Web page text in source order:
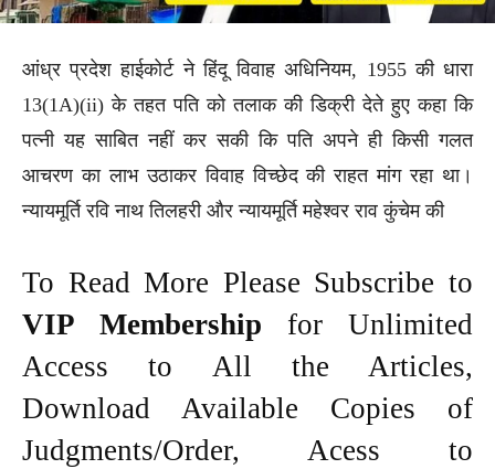
आंध्र प्रदेश हाईकोर्ट ने हिंदू विवाह अधिनियम, 1955 की धारा
13(1A)(ii) के तहत पति को तलाक की डिक्री देते हुए कहा कि
पत्नी यह साबित नहीं कर सकी कि पति अपने ही किसी गलत
आचरण का लाभ उठाकर विवाह विच्छेद की राहत मांग रहा था।
न्यायमूर्ति रवि नाथ तिलहरी और न्यायमूर्ति महेश्वर राव कुंचेम की
To Read More Please Subscribe to
VIP Membership for Unlimited
Access to All the Articles,
Download Available Copies of
Judgments/Order, Acess to